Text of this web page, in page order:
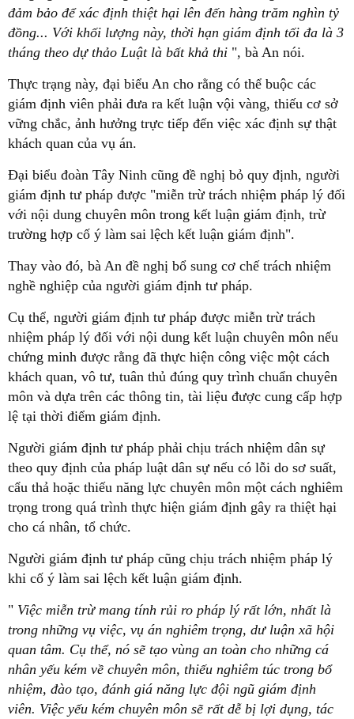
đảm bảo để xác định thiệt hại lên đến hàng trăm nghìn tỷ
đồng... Với khối lượng này, thời hạn giám định tối đa là 3
tháng theo dự thảo Luật là bất khả thi ", bà An nói.
Thực trạng này, đại biểu An cho rằng có thể buộc các
giám định viên phải đưa ra kết luận vội vàng, thiếu cơ sở
vững chắc, ảnh hưởng trực tiếp đến việc xác định sự thật
khách quan của vụ án.
Đại biểu đoàn Tây Ninh cũng đề nghị bỏ quy định, người
giám định tư pháp được "miễn trừ trách nhiệm pháp lý đối
với nội dung chuyên môn trong kết luận giám định, trừ
trường hợp cố ý làm sai lệch kết luận giám định".
Thay vào đó, bà An đề nghị bổ sung cơ chế trách nhiệm
nghề nghiệp của người giám định tư pháp.
Cụ thể, người giám định tư pháp được miễn trừ trách
nhiệm pháp lý đối với nội dung kết luận chuyên môn nếu
chứng minh được rằng đã thực hiện công việc một cách
khách quan, vô tư, tuân thủ đúng quy trình chuẩn chuyên
môn và dựa trên các thông tin, tài liệu được cung cấp hợp
lệ tại thời điểm giám định.
Người giám định tư pháp phải chịu trách nhiệm dân sự
theo quy định của pháp luật dân sự nếu có lỗi do sơ suất,
cẩu thả hoặc thiếu năng lực chuyên môn một cách nghiêm
trọng trong quá trình thực hiện giám định gây ra thiệt hại
cho cá nhân, tổ chức.
Người giám định tư pháp cũng chịu trách nhiệm pháp lý
khi cố ý làm sai lệch kết luận giám định.
" Việc miễn trừ mang tính rủi ro pháp lý rất lớn, nhất là
trong những vụ việc, vụ án nghiêm trọng, dư luận xã hội
quan tâm. Cụ thể, nó sẽ tạo vùng an toàn cho những cá
nhân yếu kém về chuyên môn, thiếu nghiêm túc trong bổ
nhiệm, đào tạo, đánh giá năng lực đội ngũ giám định
viên. Việc yếu kém chuyên môn sẽ rất dễ bị lợi dụng, tác